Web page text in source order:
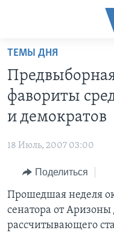
Перейти
основной
контент
Перейти
основной
Перейти
поиск
ПРОГРАММЫ
ИТОГИ
ПОЧЕМУ ЭТО ВАЖНО?
ДИСКУССИЯ VOA
ДЕТАЛИ
ПРОЕКТЫ
НАША
А КАК В АМЕРИКЕ?
АРТЕФАКТЫ
АМЕРИКАНСКИЕ
ИНТЕРВЬЮ
ФАКТЫ ПРОТИВ
ЗА СВОБОДУ ПРЕССЫ
УЧИМ АНГЛИЙСКИЙ
ТЕМЫ ДНЯ
фавориты
и демократов
18 Июль, 2007 03:00
Поделиться
Прошедшая неделя
сенатора от
рассчитывающего